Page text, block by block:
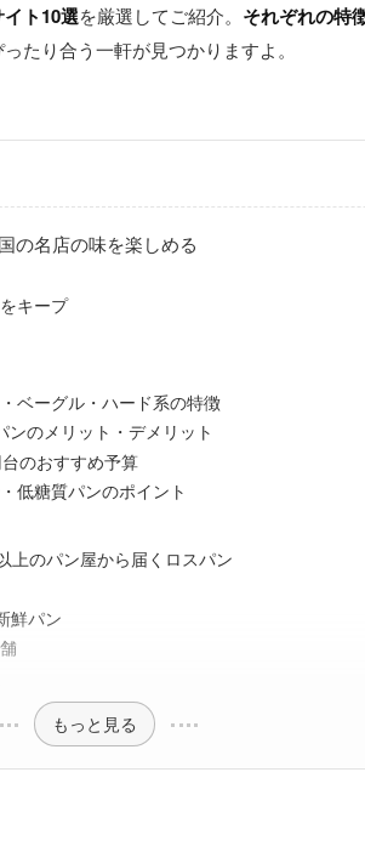
ト10選を厳選してご紹介。 それぞれの特
たり合う一軒が見つかりますよ。
の名店の味を楽しめる
キープ
ベーグル・ハード系の特徴
ンのメリット・デメリット
のおすすめ予算
低糖質パンのポイント
上のパン屋から届くロスパン
鮮パン
もっと見る